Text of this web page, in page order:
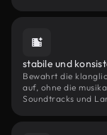
stabile und
Bewahrt die
auf, ohne die
Soundtracks und